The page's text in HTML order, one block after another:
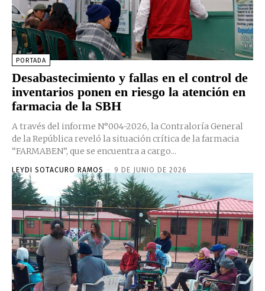
PORTADA
Desabastecimiento y fallas en el control de
inventarios ponen en riesgo la atención en
farmacia de la SBH
A través del informe N°004-2026, la Contraloría General
de la República reveló la situación crítica de la farmacia
“FARMABEN”, que se encuentra a cargo...
LEYDI SOTACURO RAMOS - 9 DE JUNIO DE 2026